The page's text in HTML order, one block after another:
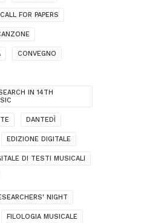
CALL FOR PAPERS
CONVEGNO
IN 14TH
DANTEDÌ
EDIZIONE DIGITALE
DI TESTI MUSICALI
NIGHT
FILOLOGIA MUSICALE